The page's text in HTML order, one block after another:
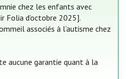
chez les enfants avec
Folia d’octobre 2025].
associés à l’autisme chez
aucune garantie quant à la